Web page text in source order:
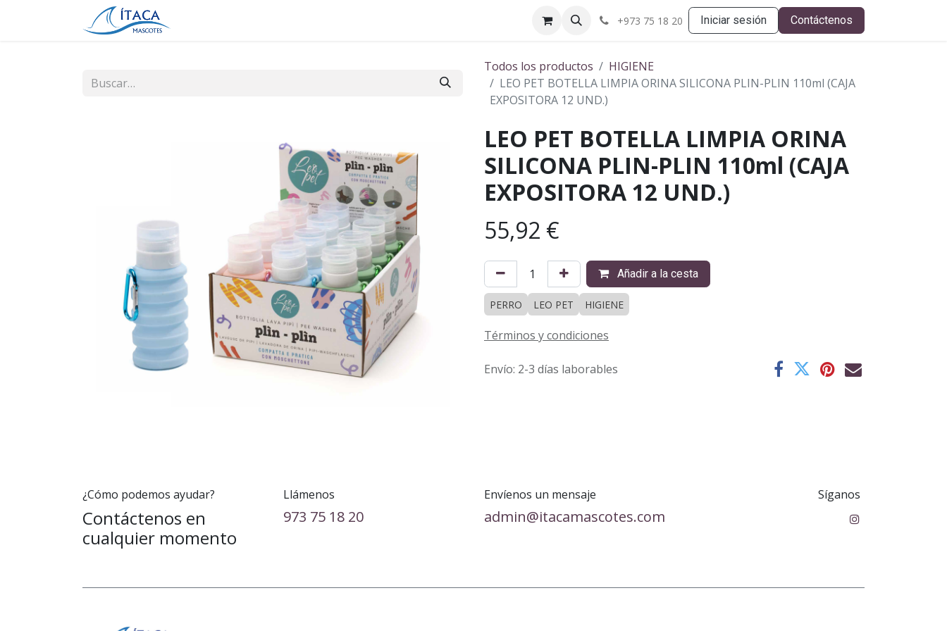
+973 75 18 20 Iniciar sesión Contáctenos
Todos los productos
HIGIENE
LEO PET BOTELLA LIMPIA ORINA SILICONA PLIN-PLIN 110ml (CAJA
EXPOSITORA 12 UND.)
LEO PET BOTELLA LIMPIA ORINA
SILICONA PLIN-PLIN 110ml (CAJA
EXPOSITORA 12 UND.)
55,92 €
Añadir a la cesta
PERRO LEO PET HIGIENE
Términos y condiciones
Envío: 2-3 días laborables
¿Cómo podemos ayudar?
Contáctenos en
cualquier momento
Llámenos
973 75 18 20
Envíenos un mensaje
admin@itacamascotes.com
Síganos